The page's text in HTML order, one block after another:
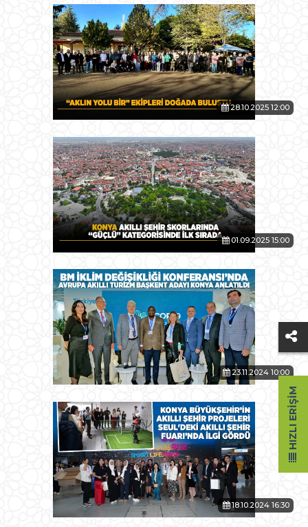
28.10.2025 12:00
01.09.2025 15:00
23.11.2024 10:00
18.10.2024 16:30
HIZLI ERIŞIM